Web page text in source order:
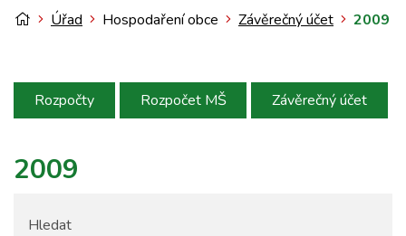
Úvodní stránka
Úřad Hospodaření obce Závěrečný účet 2009
Rozpočty Rozpočet MŠ Závěrečný účet
2009
Hledat